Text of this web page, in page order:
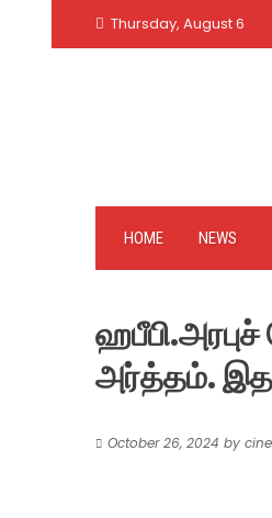
Thursday, August 6
HOME NEWS
அர்த்தம்.
October 26, 2024 by